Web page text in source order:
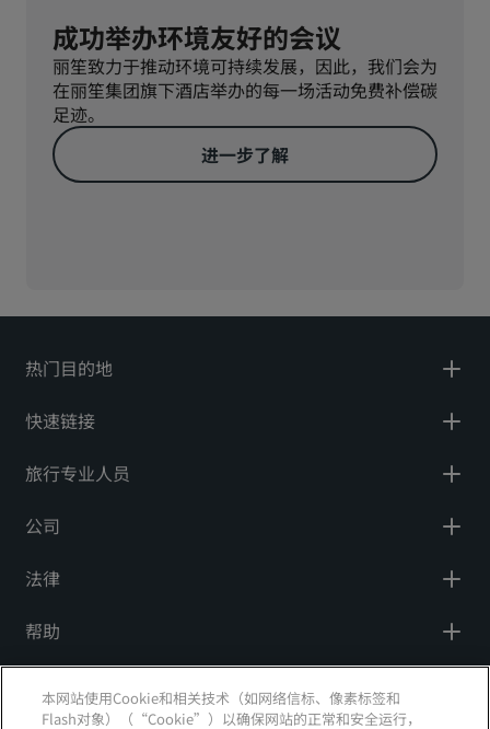
成功举办环境友好的会议
丽笙致力于推动环境可持续发展，因此，我们会为
在丽笙集团旗下酒店举办的每一场活动免费补偿碳
足迹。
进一步了解
热门目的地
快速链接
旅行专业人员
公司
法律
帮助
社交媒体
本网站使用Cookie和相关技术（如网络信标、像素标签和
Flash对象）（“Cookie”）以确保网站的正常和安全运行，